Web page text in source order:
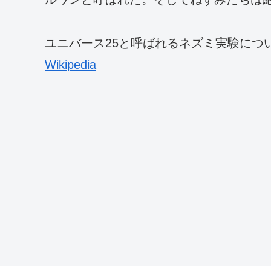
ユニバース25と呼ばれるネズミ実験に
Wikipedia